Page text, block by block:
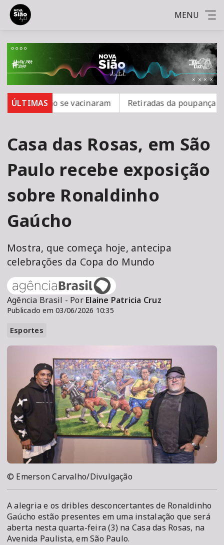
MENU
ÚLTIMAS
16 não se vacinaram Retiradas da poupança
Casa das Rosas, em São
Paulo recebe exposição
sobre Ronaldinho
Gaúcho
Mostra, que começa hoje, antecipa
celebrações da Copa do Mundo
Agência Brasil - Por Elaine Patricia Cruz
Publicado em 03/06/2026 10:35
Esportes
© Emerson Carvalho/Divulgação
A alegria e os dribles desconcertantes de Ronaldinho
Gaúcho estão presentes em uma instalação que será
aberta nesta quarta-feira (3) na Casa das Rosas, na
Avenida Paulista, em São Paulo.